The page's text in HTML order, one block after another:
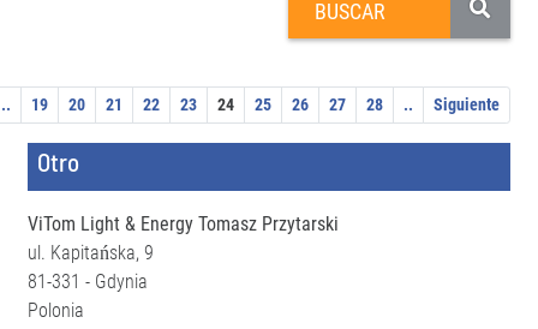
.. 19 20 21 22 23 24 25 26 27 28 .. Siguiente
Otro
ViTom Light & Energy Tomasz Przytarski
ul. Kapitańska, 9
81-331 - Gdynia
Polonia